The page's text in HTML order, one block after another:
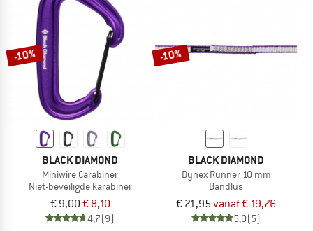
-10%
BLACK DIAMOND
Miniwire Carabiner
Niet-beveiligde karabiner
€ 9,00€ 8,10
4,7(9)
-10%
BLACK DIAMOND
Dynex Runner 10 mm
Bandlus
€ 21,95vanaf € 19,76
5,0(5)